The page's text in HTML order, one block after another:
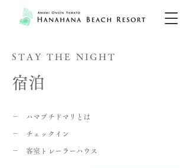
STAY THE NIGHT
宿泊
－ ハマブチドマリとは
－ チェックイン
－ 客室トレーラーハウス